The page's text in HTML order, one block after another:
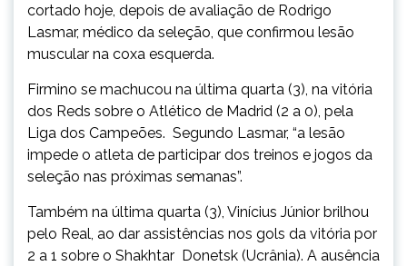
cortado hoje, depois de avaliação de Rodrigo
Lasmar, médico da seleção, que confirmou lesão
muscular na coxa esquerda.
Firmino se machucou na última quarta (3), na vitória
dos Reds sobre o Atlético de Madrid (2 a 0), pela
Liga dos Campeões. Segundo Lasmar, “a lesão
impede o atleta de participar dos treinos e jogos da
seleção nas próximas semanas”.
Também na última quarta (3), Vinícius Júnior brilhou
pelo Real, ao dar assistências nos gols da vitória por
2 a 1 sobre o Shakhtar Donetsk (Ucrânia). A ausência